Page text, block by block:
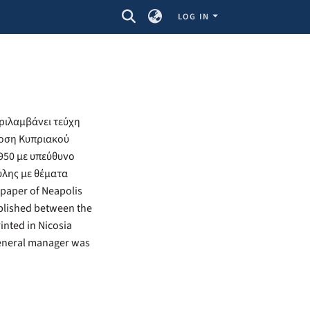
LOG IN
τεύχη
Κυπριακού
με υπεύθυνο
με θέματα
of Neapolis
between the
in Nicosia
manager was